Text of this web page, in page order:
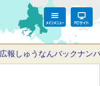
広報しゅうなんバックナン